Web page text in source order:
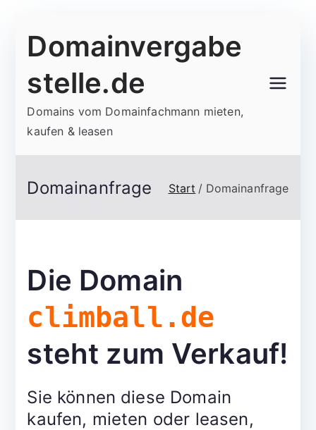
Inhalt
Domainvergabe
stelle.de
Domains vom Domainfachmann mieten,
kaufen & leasen
Domainanfrage Start Domainanfrage
Die Domain
climball.de
steht zum Verkauf!
Sie können diese Domain
kaufen, mieten oder leasen,